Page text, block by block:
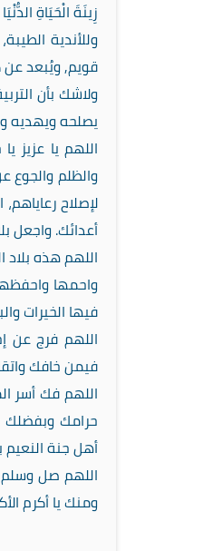
زِينَةَ الْحَيَاةِ
وللأندية
قويم, ويُبعد عن
ولاشك بأن
يصلحه ويهديه
اللهم يا عزيز
والظلم والجوع
لإصلاح
أعدائك. واجعل
اللهم هذه
واحمها
فيها الخيرات
اللهم فرج عن
فيمن خافك
اللهم فك أسر
حرامك وبفضلك
أهل جنة النعيم
اللهم صل
ومنك يا أكرم